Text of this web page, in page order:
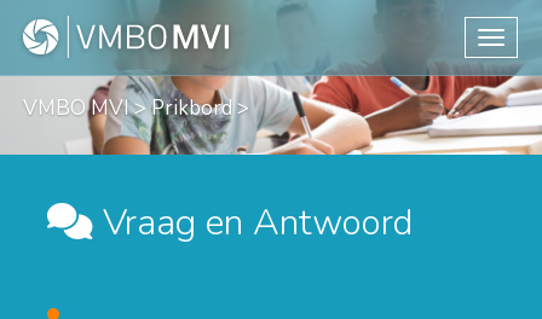
VMBO MVI>Prikbord>
Vraag en Antwoord